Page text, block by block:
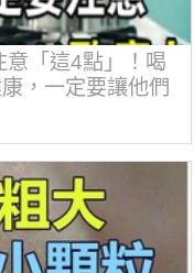
意「這4點」！喝
，一定要讓他們